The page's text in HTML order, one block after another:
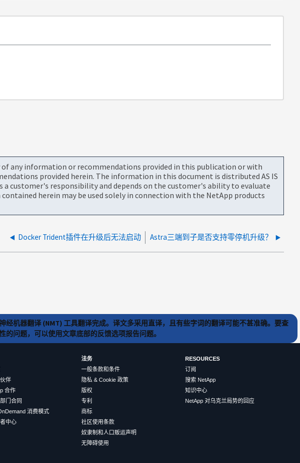
any information or recommendations provided in this publication or with
provided herein. The information in this document is distributed AS IS
customer's responsibility and depends on the customer's ability to evaluate
herein may be used solely in connection with the NetApp products
Docker Trident插件在升级后无法启动 Astra三端到子是否支持零停机升级？
机器翻译 (NMT) 工具翻译完成。译文多采用直译，且有些字词的翻译可能不甚准确。要查
问题，可以使用文章底部的反馈选项报告问题。
伴
合作
门合同
消费模式
中心
法务
一般条款和条件
隐私 & Cookie 政策
版权
专利
商标
社区使用条款
奴隶制和人口贩运声明
无障碍使用
RESOURCES
订阅
搜索 NetApp
知识中心
NetApp 对乌克兰局势的回应